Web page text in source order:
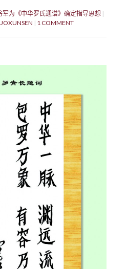
为《中华罗氏通谱》确定指导思想
1 COMMENT